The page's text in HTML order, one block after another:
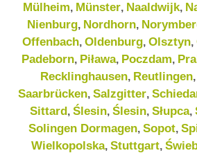
Mülheim, Münster, Naaldwijk,
Nienburg, Nordhorn,
Offenbach, Oldenburg, Olsztyn,
Padeborn, Piława, Poczdam,
Recklinghausen, Reutlingen,
Saarbrücken, Salzgitter,
Sittard, Ślesin, Ślesin, Słupca,
Solingen Dormagen, Sopot,
Wielkopolska, Stuttgart,